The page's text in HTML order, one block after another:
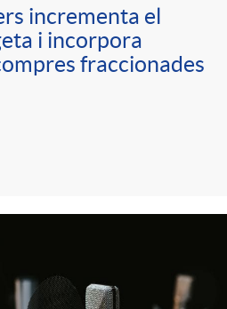
incrementa el
i incorpora
fraccionades